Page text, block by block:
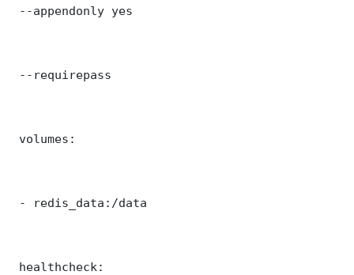
--appendonly yes
--requirepass
volumes:
- redis_data:/data
healthcheck: